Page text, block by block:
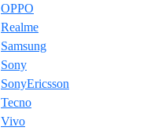
OPPO
Realme
Samsung
Sony
SonyEricsson
Tecno
Vivo